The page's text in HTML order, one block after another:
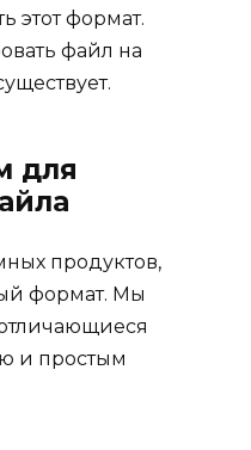
этот формат.
файл на
для
продуктов,
формат. Мы
и простым